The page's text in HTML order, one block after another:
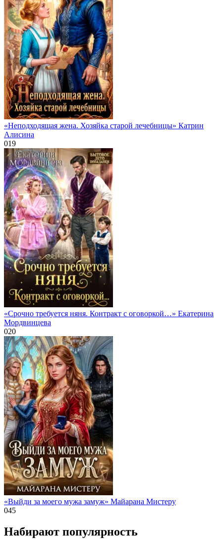
«Неподходящая жена. Хозяйка старой лечебницы» Катрин
Алисина
019
«Срочно требуется няня. Контракт с оговоркой…» Екатерина
Мордвинцева
020
«Выйди за моего мужа замуж» Майарана Мистеру
045
Набирают популярность